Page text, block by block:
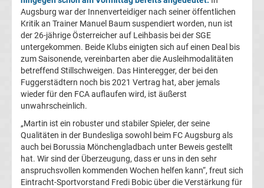
Fußballklubs
Bundesliga
Alle
Bundesliga
Relegationsspiele
&
Ergebnisse
Augsburg war der Innenverteidiger nach seiner öffentlichen
Kritik an Trainer Manuel Baum suspendiert worden, nun ist
der 26-jährige Österreicher auf Leihbasis bei der SGE
untergekommen. Beide Klubs einigten sich auf einen Deal bis
zum Saisonende, vereinbarten aber die Ausleihmodalitäten
betreffend Stillschweigen. Das Hinteregger, der bei den
Fuggerstädtern noch bis 2021 Vertrag hat, aber jemals
wieder für den FCA auflaufen wird, ist äußerst
unwahrscheinlich.
„Martin ist ein robuster und stabiler Spieler, der seine
Qualitäten in der Bundesliga sowohl beim FC Augsburg als
auch bei Borussia Mönchengladbach unter Beweis gestellt
hat. Wir sind der Überzeugung, dass er uns in den sehr
anspruchsvollen kommenden Wochen helfen kann“, freut sich
Eintracht-Sportvorstand Fredi Bobic über die Verstärkung für